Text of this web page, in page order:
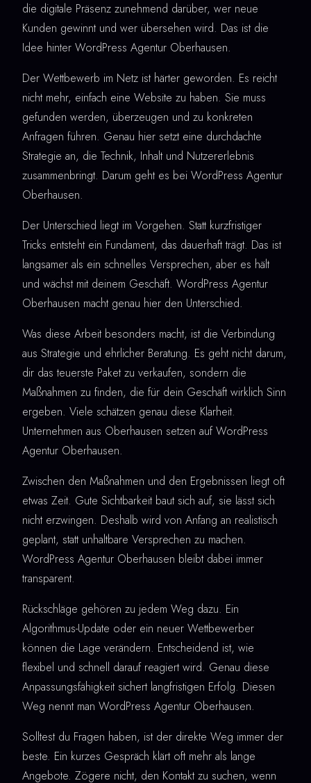
die digitale Präsenz zunehmend darüber, wer neue
Kunden gewinnt und wer übersehen wird. Das ist die
Idee hinter WordPress Agentur Oberhausen.
Der Wettbewerb im Netz ist härter geworden. Es reicht
nicht mehr, einfach eine Website zu haben. Sie muss
gefunden werden, überzeugen und zu konkreten
Anfragen führen. Genau hier setzt eine durchdachte
Strategie an, die Technik, Inhalt und Nutzererlebnis
zusammenbringt. Darum geht es bei WordPress Agentur
Oberhausen.
Der Unterschied liegt im Vorgehen. Statt kurzfristiger
Tricks entsteht ein Fundament, das dauerhaft trägt. Das ist
langsamer als ein schnelles Versprechen, aber es hält
und wächst mit deinem Geschäft. WordPress Agentur
Oberhausen macht genau hier den Unterschied.
Was diese Arbeit besonders macht, ist die Verbindung
aus Strategie und ehrlicher Beratung. Es geht nicht darum,
dir das teuerste Paket zu verkaufen, sondern die
Maßnahmen zu finden, die für dein Geschäft wirklich Sinn
ergeben. Viele schätzen genau diese Klarheit.
Unternehmen aus Oberhausen setzen auf WordPress
Agentur Oberhausen.
Zwischen den Maßnahmen und den Ergebnissen liegt oft
etwas Zeit. Gute Sichtbarkeit baut sich auf, sie lässt sich
nicht erzwingen. Deshalb wird von Anfang an realistisch
geplant, statt unhaltbare Versprechen zu machen.
WordPress Agentur Oberhausen bleibt dabei immer
transparent.
Rückschläge gehören zu jedem Weg dazu. Ein
Algorithmus-Update oder ein neuer Wettbewerber
können die Lage verändern. Entscheidend ist, wie
flexibel und schnell darauf reagiert wird. Genau diese
Anpassungsfähigkeit sichert langfristigen Erfolg. Diesen
Weg nennt man WordPress Agentur Oberhausen.
Solltest du Fragen haben, ist der direkte Weg immer der
beste. Ein kurzes Gespräch klärt oft mehr als lange
Angebote. Zögere nicht, den Kontakt zu suchen, wenn